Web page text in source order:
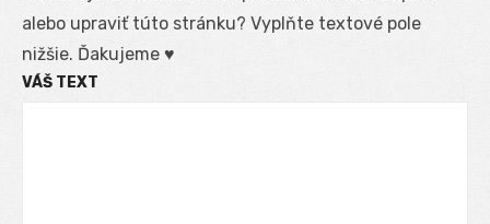
alebo upraviť túto stránku? Vyplňte textové pole
nižšie. Ďakujeme ♥
VÁŠ TEXT